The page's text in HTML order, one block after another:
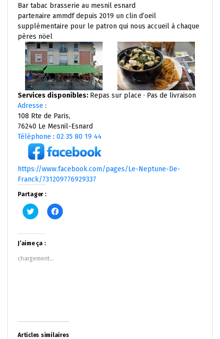
Bar tabac brasserie au mesnil esnard
partenaire ammdf depuis 2019 un clin d’oeil
supplémentaire pour le patron qui nous accueil à chaque
pères nöel
Services disponibles: Repas sur place · Pas de livraison
Adresse :
108 Rte de Paris,
76240 Le Mesnil-Esnard
Téléphone : 02 35 80 19 44
https://www.facebook.com/pages/Le-Neptune-De-
Franck/731209776929337
Partager :
Cliquez
pour
Twitter(ouvre
dans
une
nouvelle
fenêtre)
Cliquez
pour
J’aime ça :
chargement…
Articles similaires